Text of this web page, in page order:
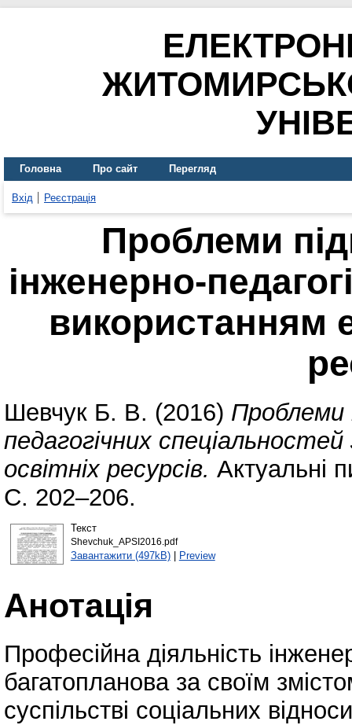
Головна Про сайт Перегляд
Вхід Реєстрація
Проблеми
інженерно-
використанням
Шевчук Б. В. (2016) Проблеми
педагогічних
освітніх ресурсів. Актуальні
С. 202–206.
Текст
Shevchuk_APSI2016.pdf
Завантажити (497kB)| Preview
Анотація
Професійна діяльність
багатопланова за своїм
суспільстві соціальних